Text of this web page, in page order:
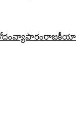
వ్యాపారం